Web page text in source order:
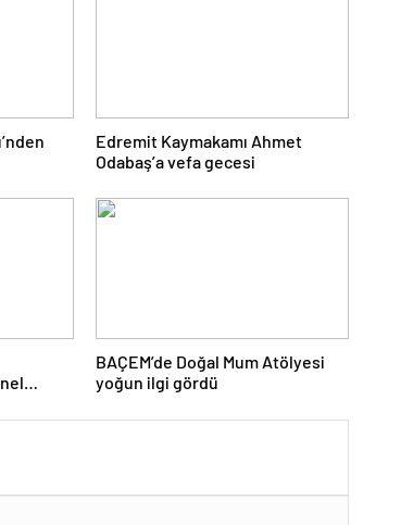
Edremit Kaymakamı Ahmet
Odabaş’a vefa gecesi
BAÇEM’de Doğal Mum Atölyesi
yoğun ilgi gördü